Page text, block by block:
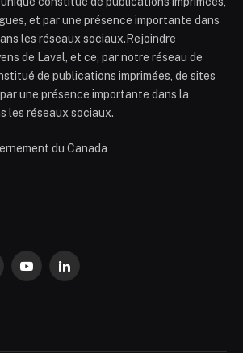
et par une présence importante dans
les réseaux sociaux.Rejoindre
de Laval, et ce, par notre réseau de
de publications imprimées, de sites
une présence importante dans la
les réseaux sociaux.
du Canada
YouTubeLinkedIn